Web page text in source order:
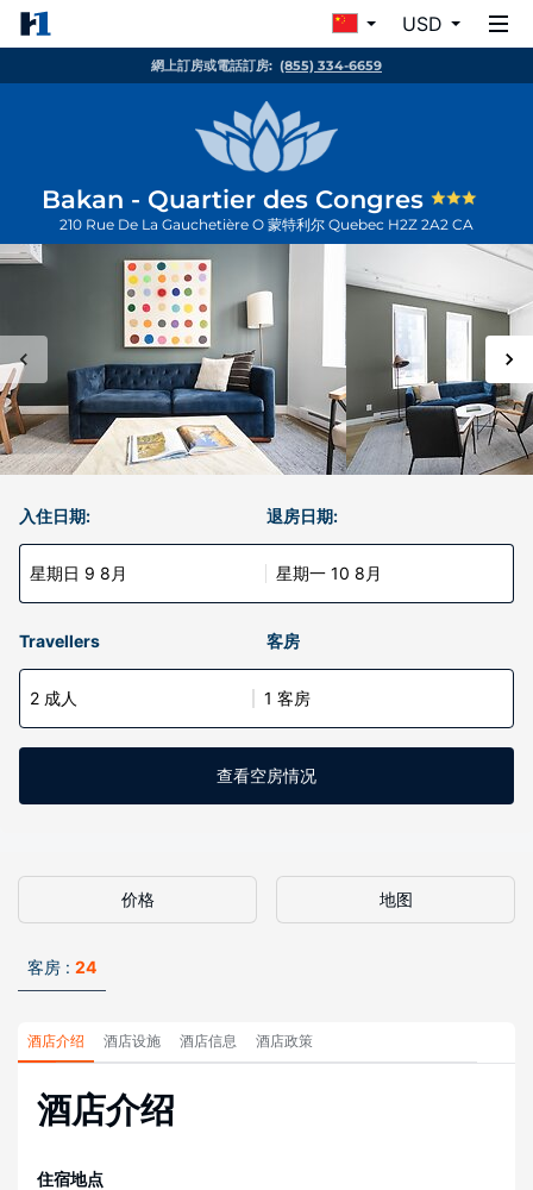
USD
網上訂房或電話訂房: (855) 334-6659
Bakan - Quartier des Congres
210 Rue De La Gauchetière O 蒙特利尔 Quebec H2Z 2A2 CA
入住日期:
星期日 9 8月
退房日期:
星期一 10 8月
Travellers 客房
2 成人 1 客房
查看空房情况
价格 地图
客房 : 24
酒店介绍 酒店设施 酒店信息 酒店政策
酒店介绍
住宿地点